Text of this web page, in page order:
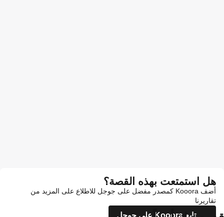
هل استمتعت بهذه القصة؟
أضف Kooora كمصدر مفضل على جوجل للاطلاع على المزيد من
تقاريرنا
تابع Kooora على جوجل